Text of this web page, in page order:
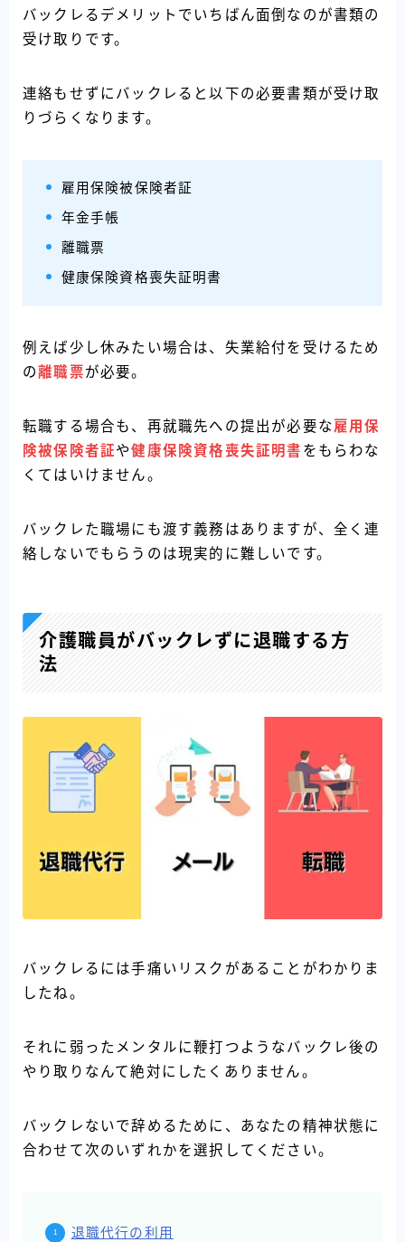
バックレるデメリットでいちばん面倒なのが書類の
受け取りです。
連絡もせずにバックレると以下の必要書類が受け取
りづらくなります。
雇用保険被保険者証
年金手帳
離職票
健康保険資格喪失証明書
例えば少し休みたい場合は、失業給付を受けるため
の離職票が必要。
転職する場合も、再就職先への提出が必要な雇用保
険被保険者証や健康保険資格喪失証明書 をもらわな
くてはいけません。
バックレた職場にも渡す義務はありますが、全く連
絡しないでもらうのは現実的に難しいです。
介護職員がバックレずに退職する方
法
バックレるには手痛いリスクがあることがわかりま
したね。
それに弱ったメンタルに鞭打つようなバックレ後の
やり取りなんて絶対にしたくありません。
バックレないで辞めるために、あなたの精神状態に
合わせて次のいずれかを選択してください。
退職代行の利用